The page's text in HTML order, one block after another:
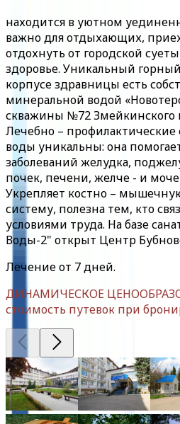
находится в уютном
важно для отдыхающих,
отдохнуть от городской
здоровье. Уникальный
корпусе здравницы есть
минеральной водой
скважины №72 Змейкинского
Лечебно –
воды уникальны: она
заболеваний желудка,
почек, печени, желче - и
Укрепляет костно –
систему, полезна тем, кто
условиями труда. На базе
Воды-2" открыт Центр
Лечение от 7 дней.
ДИНАМИЧЕСКОЕ
стоимость путевок при